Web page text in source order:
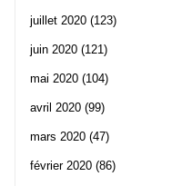
juillet 2020 (123)
juin 2020 (121)
mai 2020 (104)
avril 2020 (99)
mars 2020 (47)
février 2020 (86)